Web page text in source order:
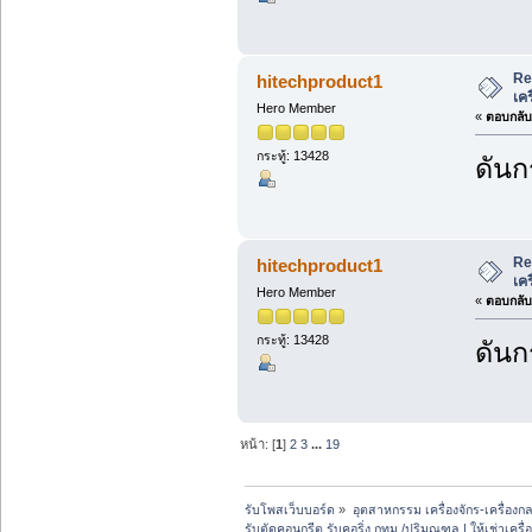
hitechproduct1
Hero Member
กระทู้: 13428
เ
« ตอบกลั
ดัน
hitechproduct1
Hero Member
กระทู้: 13428
เ
« ตอบกลั
ดัน
หน้า: [1]2 3 ... 19
รับโพสเว็บบอร์ด » อุตสาหกรรม เครื่องจักร-เครื่อง
รับตัดคอนกรีต รับคอริ่ง กทม./ปริมณฑล | ให้เช่าเครื่